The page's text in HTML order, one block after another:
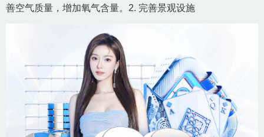
善空气质量，增加氧气含量。2. 完善景观设施